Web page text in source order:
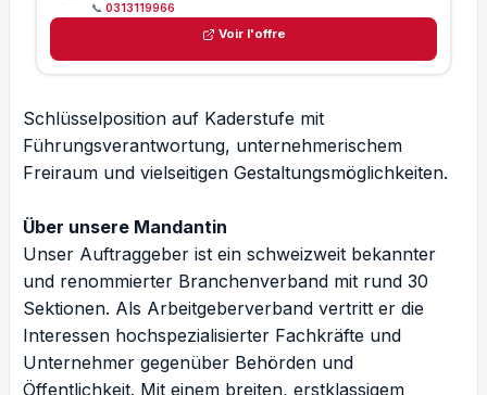
📞 0313119966
Voir l'offre
Schlüsselposition auf Kaderstufe mit
Führungsverantwortung, unternehmerischem
Freiraum und vielseitigen Gestaltungsmöglichkeiten.
Über unsere Mandantin
Unser Auftraggeber ist ein schweizweit bekannter
und renommierter Branchenverband mit rund 30
Sektionen. Als Arbeitgeberverband vertritt er die
Interessen hochspezialisierter Fachkräfte und
Unternehmer gegenüber Behörden und
Öffentlichkeit. Mit einem breiten, erstklassigem